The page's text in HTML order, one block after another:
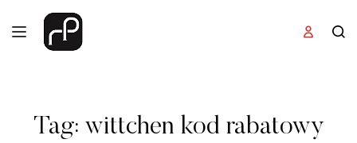
Tag: wittchen kod rabatowy